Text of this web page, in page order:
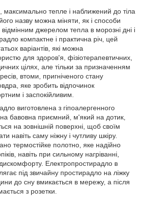
максимально тепле і наближений до тіла
назву можна міняти, як і способи
джерелом тепла в морозні дні і
компактне і практична річ, цей
варіантів, які можна
для здоров'я, фізіотерапевтичних,
цілях, але тільки за призначенням
втоми, пригніченого стану
яке зробить відпочинок
і заспокійливим.
виготовлена з гіпоалергенного
бавовна приємний, м'який на дотик,
на зовнішній поверхні, щоб своїм
навіть саму ніжну і чутливу шкіру.
термостійке полотно, яке надійно
навіть при сильному нагріванні,
Електропростирадло в
під звичайну простирадло на ліжку
до сну вмикається в мережу, а після
з розетки.